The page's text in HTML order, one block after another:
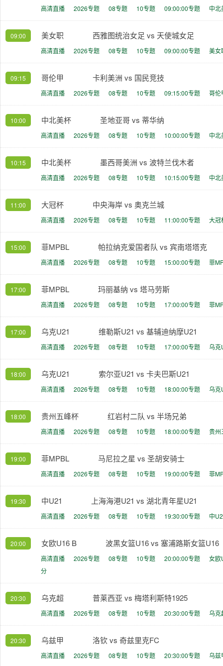
高清直播 2026专题 08专题 10专题 09:00:00专题 中北
09:00 美女职 西雅图统治女足 vs 天使城女足
高清直播 2026专题 08专题 10专题 09:00:00专题 美女
09:15 哥伦甲 卡利美洲 vs 国民竞技
高清直播 2026专题 08专题 10专题 09:15:00专题 哥伦
10:00 中北美杯 圣地亚哥 vs 蒂华纳
高清直播 2026专题 08专题 10专题 10:00:00专题 中北
10:15 中北美杯 墨西哥美洲 vs 波特兰伐木者
高清直播 2026专题 08专题 10专题 10:15:00专题 中北
11:00 大冠杯 中央海岸 vs 奥克兰城
高清直播 2026专题 08专题 10专题 11:00:00专题 大冠
15:00 菲MPBL 帕拉纳克爱国者队 vs 宾南塔塔克
高清直播 2026专题 08专题 10专题 15:00:00专题 菲
17:00 菲MPBL 玛丽基纳 vs 塔马劳斯
高清直播 2026专题 08专题 10专题 17:00:00专题 菲
17:00 乌克U21 维勒斯U21 vs 基辅迪纳摩U21
高清直播 2026专题 08专题 10专题 17:00:00专题 乌克
18:00 乌克U21 索尔亚U21 vs 卡夫巴斯U21
高清直播 2026专题 08专题 10专题 18:00:00专题 乌克
18:00 贵州五峰杯 红岩村二队 vs 半场兄弟
高清直播 2026专题 08专题 10专题 18:00:00专题 贵州
19:00 菲MPBL 马尼拉之星 vs 圣胡安骑士
高清直播 2026专题 08专题 10专题 19:00:00专题 菲
19:30 中U21 上海海港U21 vs 湖北青年星U21
高清直播 2026专题 08专题 10专题 19:30:00专题 中
20:00 女欧U16 B 波黑女篮U16 vs 塞浦路斯女篮U16
高清直播 2026专题 08专题 10专题 20:00:00专题
女欧
分
20:30 乌克超 普莱西亚 vs 梅塔利斯特1925
高清直播 2026专题 08专题 10专题 20:30:00专题 乌克
20:30 乌兹甲 洛钦 vs 奇兹里克FC
高清直播 2026专题 08专题 10专题 20:30:00专题 乌兹